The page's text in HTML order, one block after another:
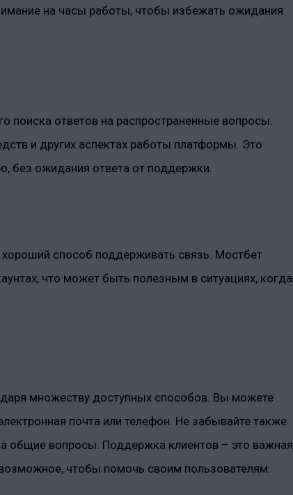
на часы работы, чтобы избежать ожидания
поиска ответов на распространенные вопросы.
и других аспектах работы платформы. Это
без ожидания ответа от поддержки.
способ поддерживать связь. Мостбет
что может быть полезным в ситуациях, когда
множеству доступных способов. Вы можете
почта или телефон. Не забывайте также
общие вопросы. Поддержка клиентов – это важная
чтобы помочь своим пользователям.